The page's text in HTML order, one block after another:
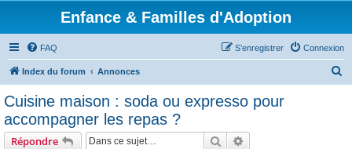
Enfance & Familles d'Adoption
FAQ Connexion
S’enregistrer
Index du forum Annonces
Cuisine maison : soda ou expresso pour
accompagner les repas ?
Répondre Rechercher